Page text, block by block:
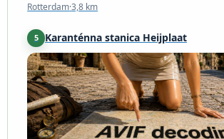
Rotterdam·3,8 km
5 Karanténna stanica Heijplaat
Rotterdam·6,1 km